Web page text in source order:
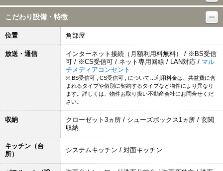
こだわり設備・特徴
位置 角部屋
放送・通信
インターネット接続（月額利用料無料） / ※BS受信
可 / ※CS受信可 / ネット専用回線 / LAN対応 / マル
チメディアコンセント
※ BS受信可 , CS受信可 , について…利用料金は、共益費に含
まれるタイプや個別に契約するタイプなど物件により異なり
ます。詳しくは、物件お取り扱い不動産会社にお問合せくだ
さい。
収納
クローゼット3ヵ所 / シューズボックス1ヵ所 / 玄関
収納
キッチン（台
所）
システムキッチン / 対面キッチン